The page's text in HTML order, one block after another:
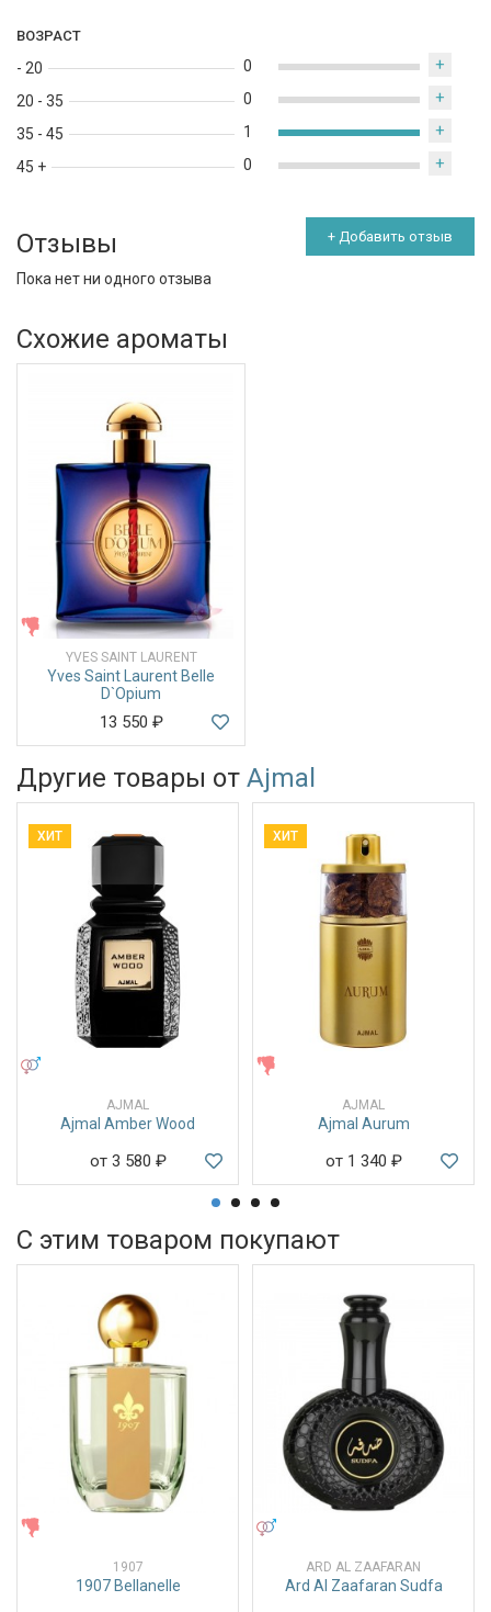
ВОЗРАСТ
- 20
20 - 35
35 - 45
45 +
0 +
0 +
1 +
0 +
Отзывы + Добавить отзыв
Пока нет ни одного отзыва
Схожие ароматы
ЖЕНСКИЕ
YVES SAINT LAURENT
Yves Saint Laurent Belle
D`Opium
13 550 ₽
Другие товары от Ajmal
ХИТ
AJMAL
Ajmal Amber Wood
от 3 580 ₽
ХИТ
AJMAL
Ajmal Aurum
от 1 340 ₽
С этим товаром покупают
1907
1907 Bellanelle
ARD AL ZAAFARAN
Ard Al Zaafaran Sudfa